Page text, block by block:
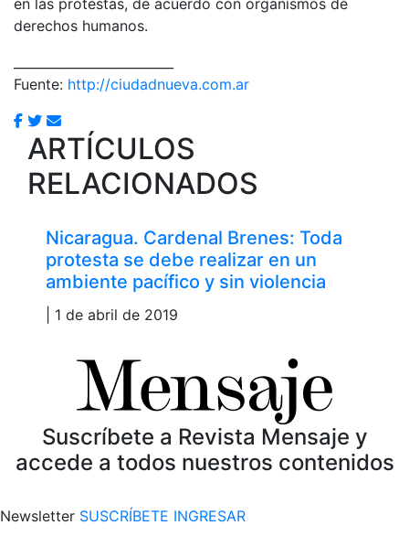
derechos humanos.
Fuente: http://ciudadnueva.com.ar
ARTÍCULOS
RELACIONADOS
Nicaragua. Cardenal Brenes: Toda
protesta se debe realizar en un
ambiente pacífico y sin violencia
| 1 de abril de 2019
Suscríbete a Revista Mensaje y
accede a todos nuestros contenidos
Newsletter SUSCRÍBETE INGRESAR